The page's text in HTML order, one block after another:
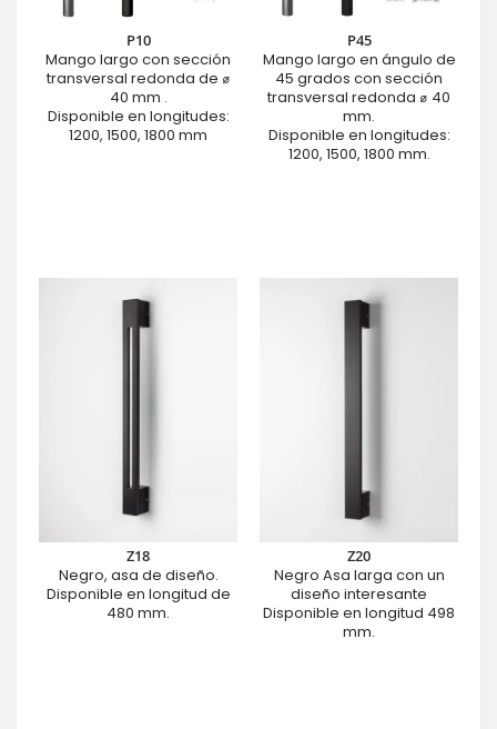
P10
Mango largo con sección
transversal redonda de ⌀
40 mm .
Disponible en longitudes:
1200, 1500, 1800 mm
P45
Mango largo en ángulo de
45 grados con sección
transversal redonda ⌀ 40
mm.
Disponible en longitudes:
1200, 1500, 1800 mm.
Z18
Negro, asa de diseño.
Disponible en longitud de
480 mm.
Z20
Negro Asa larga con un
diseño interesante
Disponible en longitud 498
mm.